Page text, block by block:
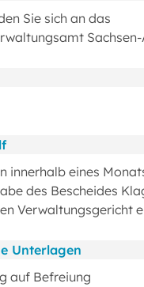
Sie sich an das
innerhalb eines
des Bescheides
Verwaltungsgericht
Unterlagen
auf Befreiung